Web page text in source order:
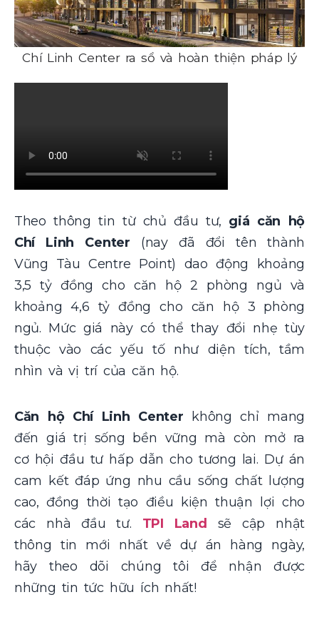
Chí Linh Center ra sổ và hoàn thiện pháp lý
Theo thông tin từ chủ đầu tư, giá căn hộ
Chí Linh Center (nay đã đổi tên thành
Vũng Tàu Centre Point) dao động khoảng
3,5 tỷ đồng cho căn hộ 2 phòng ngủ và
khoảng 4,6 tỷ đồng cho căn hộ 3 phòng
ngủ. Mức giá này có thể thay đổi nhẹ tùy
thuộc vào các yếu tố như diện tích, tầm
nhìn và vị trí của căn hộ.
Căn hộ Chí Linh Center không chỉ mang
đến giá trị sống bền vững mà còn mở ra
cơ hội đầu tư hấp dẫn cho tương lai. Dự án
cam kết đáp ứng nhu cầu sống chất lượng
cao, đồng thời tạo điều kiện thuận lợi cho
các nhà đầu tư. TPI Land
sẽ cập nhật
thông tin mới nhất về dự án hàng ngày,
hãy theo dõi chúng tôi để nhận được
những tin tức hữu ích nhất!